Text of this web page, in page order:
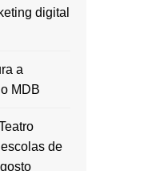
digital
a
MDB
de